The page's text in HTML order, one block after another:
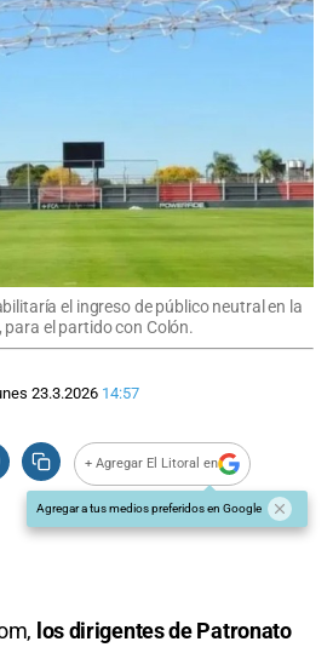
el ingreso de público neutral en la
el partido con Colón.
23.3.2026 14:57
+ Agregar El Litoral en
Agregar a tus medios preferidos en Google
los dirigentes de Patronato